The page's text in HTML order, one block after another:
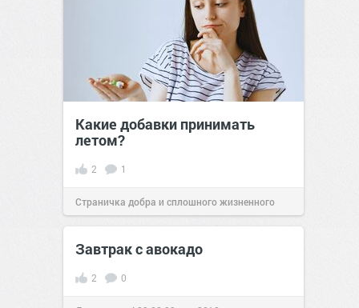
Какие добавки принимать
летом?
2 1
Страничка добра и сплошного жизненного
позитива!09:1810 июл 2026
Завтрак с авокадо
2 0